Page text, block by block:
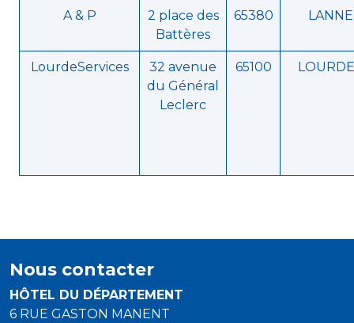
A & P
2 place des
Battères
65380 LANNE
LourdeServices
32 avenue
du Général
Leclerc
65100
Nous contacter
HÔTEL DU DÉPARTEMENT
6 RUE GASTON MANENT